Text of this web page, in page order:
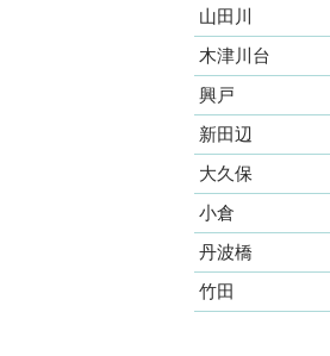
山田川
木津川台
興戸
新田辺
大久保
小倉
丹波橋
竹田